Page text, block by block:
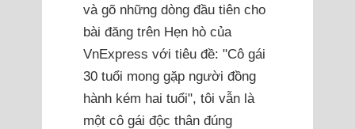
và gõ những dòng đầu tiên cho
bài đăng trên Hẹn hò của
VnExpress với tiêu đề: "Cô gái
30 tuổi mong gặp người đồng
hành kém hai tuổi", tôi vẫn là
một cô gái độc thân đúng